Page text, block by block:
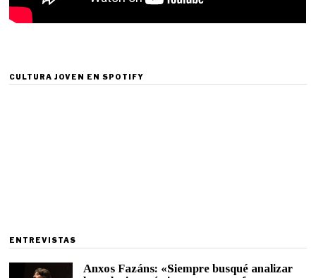
CULTURA JOVEN EN SPOTIFY
ENTREVISTAS
Anxos Fazáns: «Siempre busqué analizar